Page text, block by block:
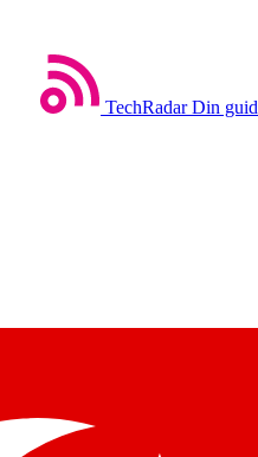
TechRadar Din